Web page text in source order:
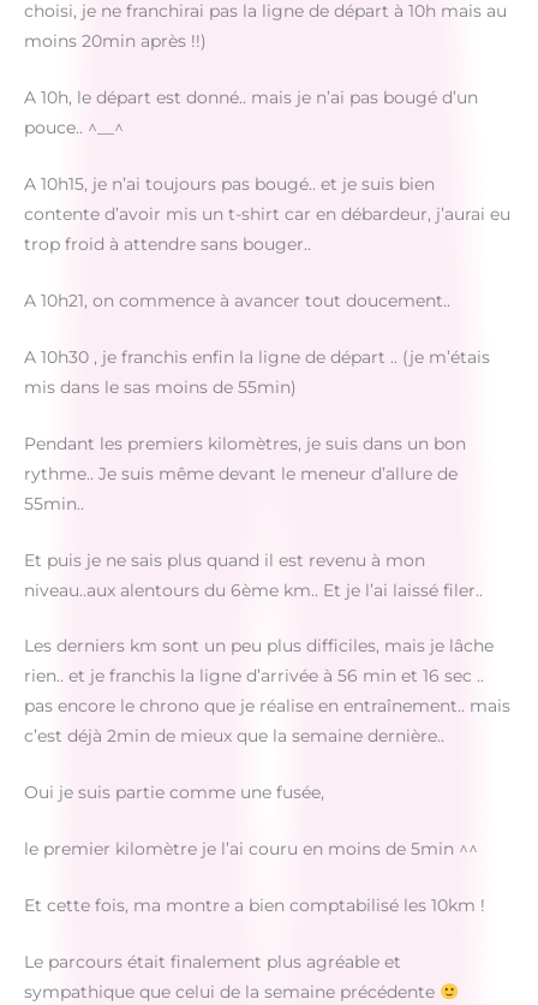
choisi, je ne franchirai pas la ligne de départ à 10h mais au
moins 20min après !!)
A 10h, le départ est donné.. mais je n’ai pas bougé d’un
pouce.. ^__^
A 10h15, je n’ai toujours pas bougé.. et je suis bien
contente d’avoir mis un t-shirt car en débardeur, j’aurai eu
trop froid à attendre sans bouger..
A 10h21, on commence à avancer tout doucement..
A 10h30 , je franchis enfin la ligne de départ .. (je m’étais
mis dans le sas moins de 55min)
Pendant les premiers kilomètres, je suis dans un bon
rythme.. Je suis même devant le meneur d’allure de
55min..
Et puis je ne sais plus quand il est revenu à mon
niveau..aux alentours du 6ème km.. Et je l’ai laissé filer..
Les derniers km sont un peu plus difficiles, mais je lâche
rien.. et je franchis la ligne d’arrivée à 56 min et 16 sec ..
pas encore le chrono que je réalise en entraînement.. mais
c’est déjà 2min de mieux que la semaine dernière..
Oui je suis partie comme une fusée,
le premier kilomètre je l’ai couru en moins de 5min ^^
Et cette fois, ma montre a bien comptabilisé les 10km !
Le parcours était finalement plus agréable et
sympathique que celui de la semaine précédente